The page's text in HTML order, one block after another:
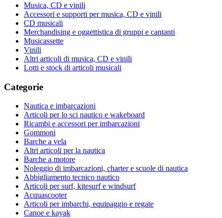
Musica, CD e vinili
Accessori e supporti per musica, CD e vinili
CD musicali
Merchandising e oggettistica di gruppi e cantanti
Musicassette
Vinili
Altri articoli di musica, CD e vinili
Lotti e stock di articoli musicali
Categorie
Nautica e imbarcazioni
Articoli per lo sci nautico e wakeboard
Ricambi e accessori per imbarcazioni
Gommoni
Barche a vela
Altri articoli per la nautica
Barche a motore
Noleggio di imbarcazioni, charter e scuole di nautica
Abbigliamento tecnico nautico
Articoli per surf, kitesurf e windsurf
Acquascooter
Articoli per imbarchi, equipaggio e regate
Canoe e kayak